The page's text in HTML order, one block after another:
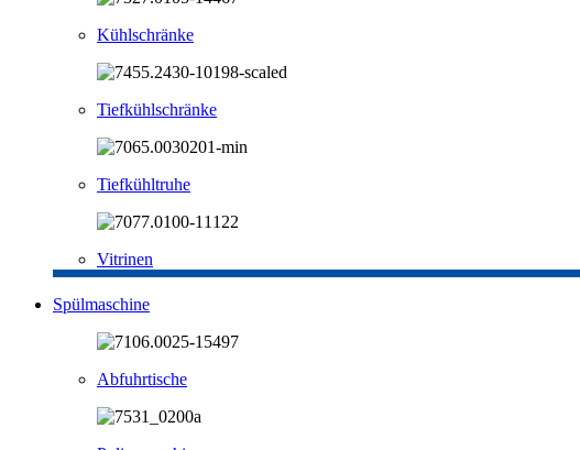
Kühlschränke
Tiefkühlschränke
Tiefkühltruhe
Vitrinen
Spülmaschine
Abfuhrtische